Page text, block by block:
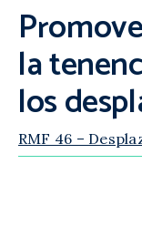
la
los
RMF 46 –